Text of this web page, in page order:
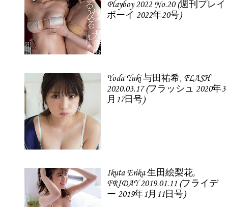
Playboy 2022 No.20 (週刊プレイ
ボーイ 2022年20号)
Yoda Yuki 与田祐希, FLASH
2020.03.17 (フラッシュ 2020年3
月17日号)
Ikuta Erika 生田絵梨花,
FRIDAY 2019.01.11 (フライデ
ー 2019年1月11日号)